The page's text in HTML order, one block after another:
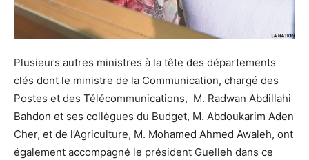
Plusieurs autres ministres à la tête des départements
clés dont le ministre de la Communication, chargé des
Postes et des Télécommunications, M. Radwan Abdillahi
Bahdon et ses collègues du Budget, M. Abdoukarim Aden
Cher, et de l’Agriculture, M. Mohamed Ahmed Awaleh, ont
également accompagné le président Guelleh dans ce